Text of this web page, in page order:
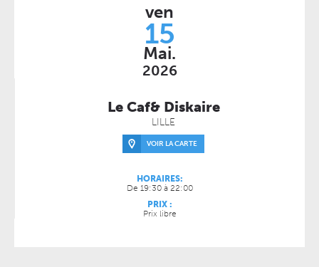
ven
15
Mai.
2026
Le Caf& Diskaire
LILLE
VOIR LA CARTE
HORAIRES:
De 19:30 à 22:00
PRIX :
Prix libre